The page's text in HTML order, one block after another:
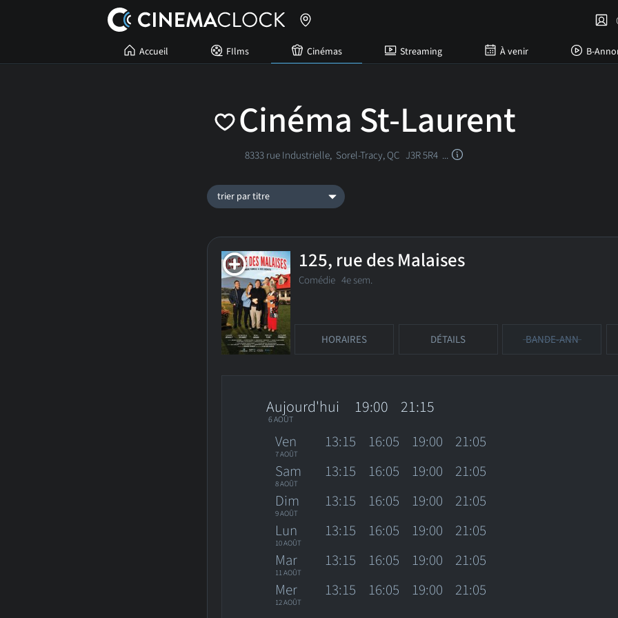
Accueil FIlms Cinémas Streaming À venir B-
Cinéma St‑Laurent
8333 rue Industrielle, Sorel-Tracy, QC J3R 5R4 ...
trier par titre
125, rue des Malaises
Comédie 4e sem.
HORAIRES DÉTAILS BANDE-ANN
Aujourd'hui
6 AOÛT
19:00 21:15
Ven
7 AOÛT
13:15 16:05 19:00
21:05
Sam
8 AOÛT
13:15 16:05 19:00
21:05
Dim
9 AOÛT
13:15 16:05 19:00
21:05
Lun
10 AOÛT
13:15 16:05 19:00
21:05
Mar
11 AOÛT
13:15 16:05 19:00
21:05
Mer
12 AOÛT
13:15 16:05 19:00 21:05